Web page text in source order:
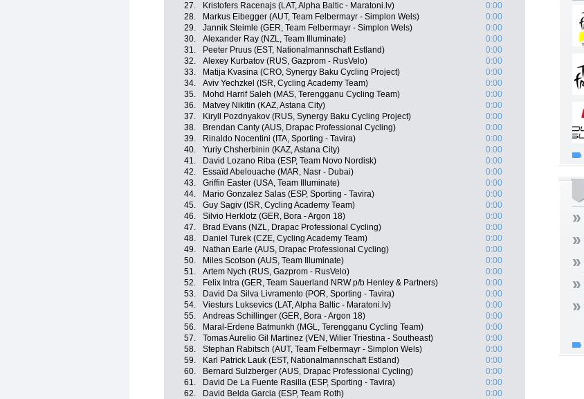
27.
Kristofers Racenajs (LAT, Alpha Baltic - Maratoni.lv)
0:00
28.
Markus Eibegger (AUT, Team Felbermayr - Simplon Wels)
0:00
29.
Jannik Steimle (GER, Team Felbermayr - Simplon Wels)
0:00
30.
Alexander Ray (NZL, Team Illuminate)
0:00
31.
Peeter Pruus (EST, Nationalmannschaft Estland)
0:00
32.
Alexey Kurbatov (RUS, Gazprom - RusVelo)
0:00
33.
Matija Kvasina (CRO, Synergy Baku Cycling Project)
0:00
34.
Aviv Yechzkel (ISR, Cycling Academy Team)
0:00
35.
Mohd Harrif Saleh (MAS, Terengganu Cycling Team)
0:00
36.
Matvey Nikitin (KAZ, Astana City)
0:00
37.
Kiryll Pozdnyakov (RUS, Synergy Baku Cycling Project)
0:00
38.
Brendan Canty (AUS, Drapac Professional Cycling)
0:00
39.
Rinaldo Nocentini (ITA, Sporting - Tavira)
0:00
40.
Yuriy Chsherbinin (KAZ, Astana City)
0:00
41.
David Lozano Riba (ESP, Team Novo Nordisk)
0:00
42.
Essaïd Abelouache (MAR, Nasr - Dubai)
0:00
43.
Griffin Easter (USA, Team Illuminate)
0:00
44.
Mario Gonzalez Salas (ESP, Sporting - Tavira)
0:00
45.
Guy Sagiv (ISR, Cycling Academy Team)
0:00
46.
Silvio Herklotz (GER, Bora - Argon 18)
0:00
47.
Brad Evans (NZL, Drapac Professional Cycling)
0:00
48.
Daniel Turek (CZE, Cycling Academy Team)
0:00
49.
Nathan Earle (AUS, Drapac Professional Cycling)
0:00
50.
Miles Scotson (AUS, Team Illuminate)
0:00
51.
Artem Nych (RUS, Gazprom - RusVelo)
0:00
52.
Felix Intra (GER, Team Sauerland NRW p/b Henley & Partners)
0:00
53.
David Da Silva Livramento (POR, Sporting - Tavira)
0:00
54.
Viesturs Luksevics (LAT, Alpha Baltic - Maratoni.lv)
0:00
55.
Andreas Schillinger (GER, Bora - Argon 18)
0:00
56.
Maral-Erdene Batmunkh (MGL, Terengganu Cycling Team)
0:00
57.
Tomas Aurelio Gil Martinez (VEN, Wilier Triestina - Southeast)
0:00
58.
Stephan Rabitsch (AUT, Team Felbermayr - Simplon Wels)
0:00
59.
Karl Patrick Lauk (EST, Nationalmannschaft Estland)
0:00
60.
Bernard Sulzberger (AUS, Drapac Professional Cycling)
0:00
61.
David De La Fuente Rasilla (ESP, Sporting - Tavira)
0:00
62.
David Belda Garcia (ESP, Team Roth)
0:00